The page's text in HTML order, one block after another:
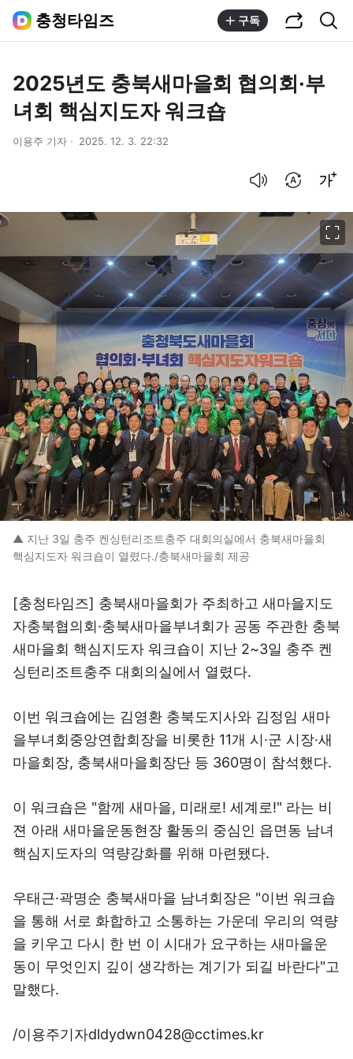
충청타임즈 구독
2025년도 충북새마을회 협의회·부
녀회 핵심지도자 워크숍
이용주 기자 2025. 12. 3. 22:32
▲ 지난 3일 충주 켄싱턴리조트충주 대회의실에서 충북새마을회
핵심지도자 워크숍이 열렸다./충북새마을회 제공
[충청타임즈] 충북새마을회가 주최하고 새마을지도
자충북협의회·충북새마을부녀회가 공동 주관한 충북
새마을회 핵심지도자 워크숍이 지난 2~3일 충주 켄
싱턴리조트충주 대회의실에서 열렸다.
이번 워크숍에는 김영환 충북도지사와 김정임 새마
을부녀회중앙연합회장을 비롯한 11개 시·군 시장·새
마을회장, 충북새마을회장단 등 360명이 참석했다.
이 워크숍은 "함께 새마을, 미래로! 세계로!" 라는 비
젼 아래 새마을운동현장 활동의 중심인 읍면동 남녀
핵심지도자의 역량강화를 위해 마련됐다.
우태근·곽명순 충북새마을 남녀회장은 "이번 워크숍
을 통해 서로 화합하고 소통하는 가운데 우리의 역량
을 키우고 다시 한 번 이 시대가 요구하는 새마을운
동이 무엇인지 깊이 생각하는 계기가 되길 바란다"고
말했다.
/이용주기자dldydwn0428@cctimes.kr